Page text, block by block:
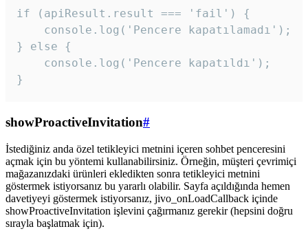
if (apiResult.result === 'fail') {
    console.log('Pencere kapatılamadı');
} else {
    console.log('Pencere kapatıldı');
}
showProactiveInvitation#
İstediğiniz anda özel tetikleyici metnini içeren sohbet penceresini
açmak için bu yöntemi kullanabilirsiniz. Örneğin, müşteri çevrimiçi
mağazanızdaki ürünleri ekledikten sonra tetikleyici metnini
göstermek istiyorsanız bu yararlı olabilir. Sayfa açıldığında hemen
davetiyeyi göstermek istiyorsanız, jivo_onLoadCallback içinde
showProactiveInvitation işlevini çağırmanız gerekir (hepsini doğru
sırayla başlatmak için).